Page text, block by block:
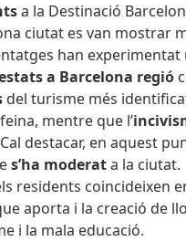
a la Destinació
ciutat es van mostrar
han experimentat
a Barcelona regió
del turisme més
mentre que l’
destacar, en aquest
s’ha moderata la ciutat.
residents coincideixen
aporta i la creació de
i la mala educació.